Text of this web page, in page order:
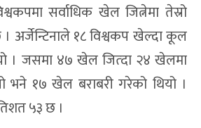
सर्वाधिक खेल जित्नेमा तेस्रो
। अर्जेन्टिनाले १८ विश्वकप खेल्दा कूल
। जसमा ४७ खेल जित्दा २४ खेलमा
भने १७ खेल बराबरी गरेको थियो ।
५३ छ ।